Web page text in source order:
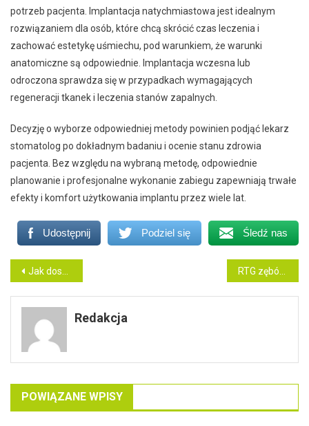
potrzeb pacjenta. Implantacja natychmiastowa jest idealnym
rozwiązaniem dla osób, które chcą skrócić czas leczenia i
zachować estetykę uśmiechu, pod warunkiem, że warunki
anatomiczne są odpowiednie. Implantacja wczesna lub
odroczona sprawdza się w przypadkach wymagających
regeneracji tkanek i leczenia stanów zapalnych.
Decyzję o wyborze odpowiedniej metody powinien podjąć lekarz
stomatolog po dokładnym badaniu i ocenie stanu zdrowia
pacjenta. Bez względu na wybraną metodę, odpowiednie
planowanie i profesjonalne wykonanie zabiegu zapewniają trwałe
efekty i komfort użytkowania implantu przez wiele lat.
Udostępnij Podziel się Śledź nas
Nawigacja
wpisu
Jak dostosować strój do pole dance do różnych typów sylwetki?
Redakcja
POWIĄZANE WPISY